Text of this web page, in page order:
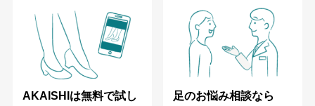
AKAISHIは無料で試し
足のお悩み相談なら